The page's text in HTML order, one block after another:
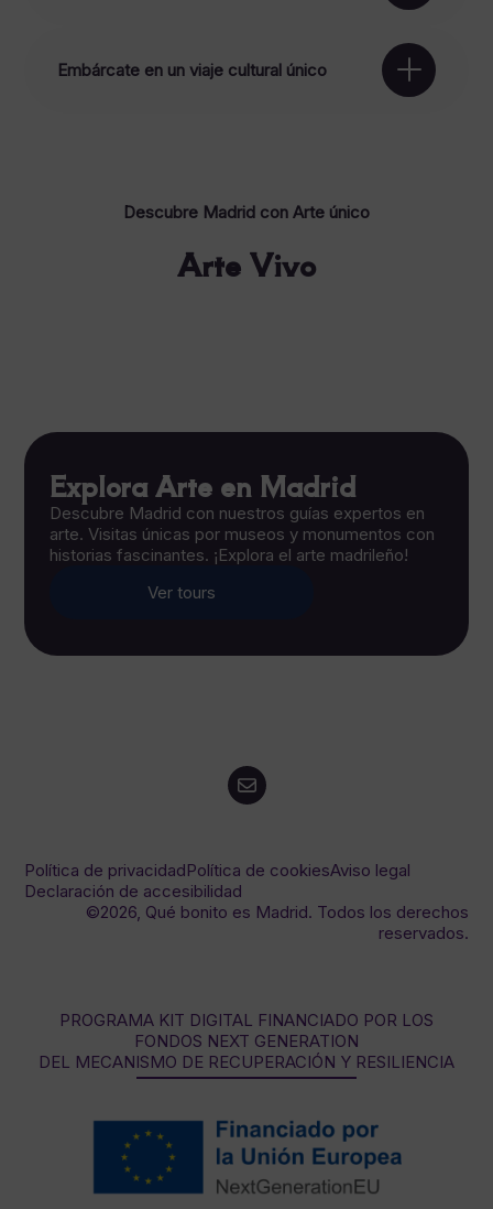
Embárcate en un viaje cultural único
Descubre Madrid con Arte único
Arte Vivo
Arte En Madrid
Descubre el arte local
Arte Y Cultura Madrid
Descubre el arte local
Arte Y Cultura En Madrid
Explora el arte de Madrid
Explora Arte en Madrid
Descubre Madrid con nuestros guías expertos en
arte. Visitas únicas por museos y monumentos con
historias fascinantes. ¡Explora el arte madrileño!
Ver tours
Política de privacidadPolítica de cookiesAviso legal
Declaración de accesibilidad
©2026, Qué bonito es Madrid. Todos los derechos
reservados.
PROGRAMA KIT DIGITAL FINANCIADO POR LOS
FONDOS NEXT GENERATION
DEL MECANISMO DE RECUPERACIÓN Y RESILIENCIA